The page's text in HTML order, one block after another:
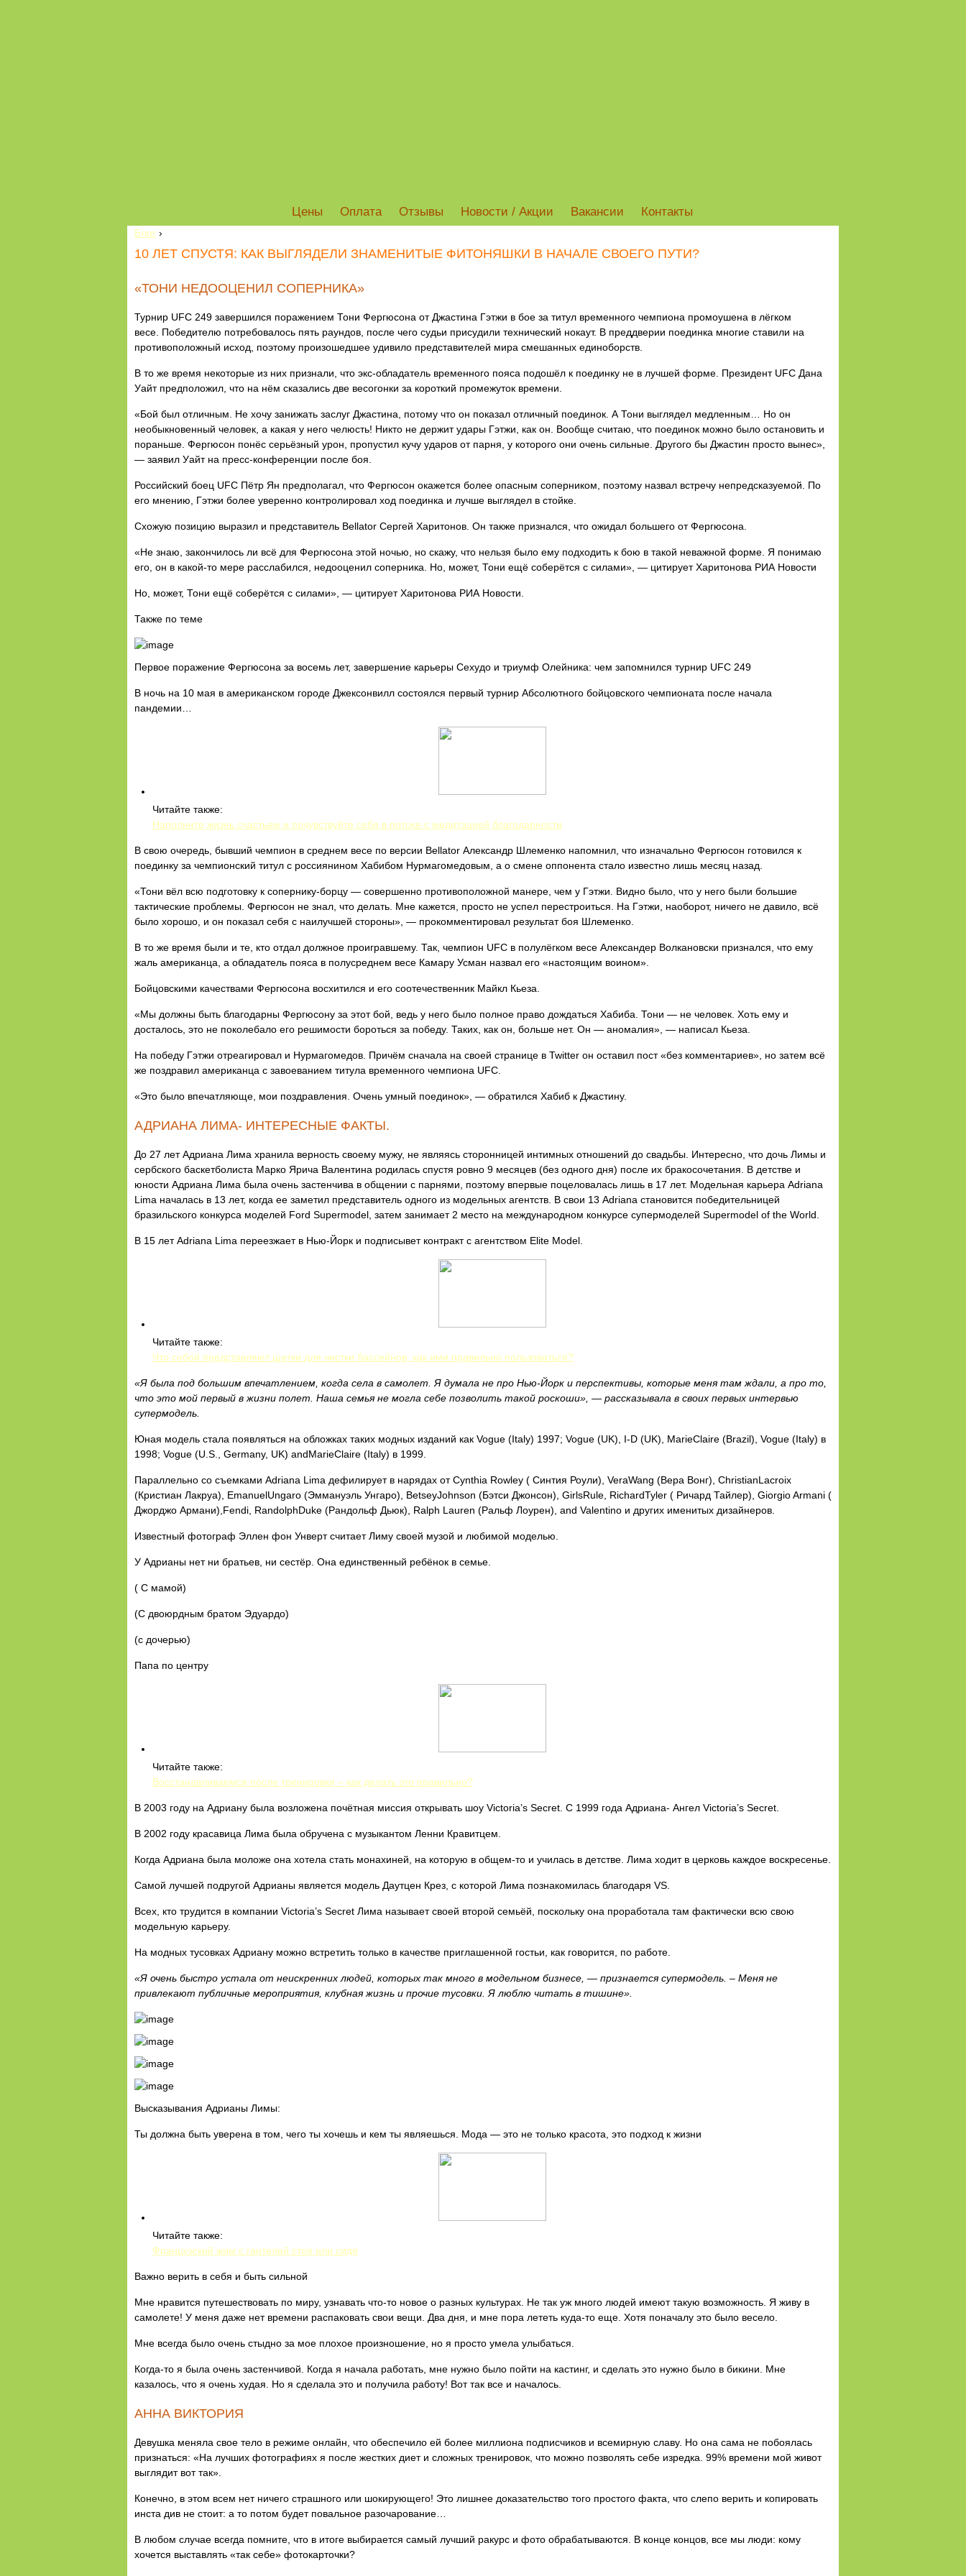
Цены Оплата Отзывы Новости / Акции Вакансии Контакты
Блог ›
10 ЛЕТ СПУСТЯ: КАК ВЫГЛЯДЕЛИ ЗНАМЕНИТЫЕ ФИТОНЯШКИ В НАЧАЛЕ СВОЕГО ПУТИ?
«ТОНИ НЕДООЦЕНИЛ СОПЕРНИКА»
Турнир UFC 249 завершился поражением Тони Фергюсона от Джастина Гэтжи в бое за титул временного чемпиона промоушена в лёгком
весе. Победителю потребовалось пять раундов, после чего судьи присудили технический нокаут. В преддверии поединка многие ставили на
противоположный исход, поэтому произошедшее удивило представителей мира смешанных единоборств.
В то же время некоторые из них признали, что экс-обладатель временного пояса подошёл к поединку не в лучшей форме. Президент UFC Дана
Уайт предположил, что на нём сказались две весогонки за короткий промежуток времени.
«Бой был отличным. Не хочу занижать заслуг Джастина, потому что он показал отличный поединок. А Тони выглядел медленным… Но он
необыкновенный человек, а какая у него челюсть! Никто не держит удары Гэтжи, как он. Вообще считаю, что поединок можно было остановить и
пораньше. Фергюсон понёс серьёзный урон, пропустил кучу ударов от парня, у которого они очень сильные. Другого бы Джастин просто вынес»,
— заявил Уайт на пресс-конференции после боя.
Российский боец UFC Пётр Ян предполагал, что Фергюсон окажется более опасным соперником, поэтому назвал встречу непредсказуемой. По
его мнению, Гэтжи более уверенно контролировал ход поединка и лучше выглядел в стойке.
Схожую позицию выразил и представитель Bellator Сергей Харитонов. Он также признался, что ожидал большего от Фергюсона.
«Не знаю, закончилось ли всё для Фергюсона этой ночью, но скажу, что нельзя было ему подходить к бою в такой неважной форме. Я понимаю
его, он в какой-то мере расслабился, недооценил соперника. Но, может, Тони ещё соберётся с силами», — цитирует Харитонова РИА Новости
Но, может, Тони ещё соберётся с силами», — цитирует Харитонова РИА Новости.
Также по теме
Первое поражение Фергюсона за восемь лет, завершение карьеры Сехудо и триумф Олейника: чем запомнился турнир UFC 249
В ночь на 10 мая в американском городе Джексонвилл состоялся первый турнир Абсолютного бойцовского чемпионата после начала
пандемии…
Читайте также:
Наполните жизнь счастьем и почувствуйте себя в потоке с медитацией благодарности
В свою очередь, бывший чемпион в среднем весе по версии Bellator Александр Шлеменко напомнил, что изначально Фергюсон готовился к
поединку за чемпионский титул с россиянином Хабибом Нурмагомедовым, а о смене оппонента стало известно лишь месяц назад.
«Тони вёл всю подготовку к сопернику-борцу — совершенно противоположной манере, чем у Гэтжи. Видно было, что у него были большие
тактические проблемы. Фергюсон не знал, что делать. Мне кажется, просто не успел перестроиться. На Гэтжи, наоборот, ничего не давило, всё
было хорошо, и он показал себя с наилучшей стороны», — прокомментировал результат боя Шлеменко.
В то же время были и те, кто отдал должное проигравшему. Так, чемпион UFC в полулёгком весе Александер Волкановски признался, что ему
жаль американца, а обладатель пояса в полусреднем весе Камару Усман назвал его «настоящим воином».
Бойцовскими качествами Фергюсона восхитился и его соотечественник Майкл Кьеза.
«Мы должны быть благодарны Фергюсону за этот бой, ведь у него было полное право дождаться Хабиба. Тони — не человек. Хоть ему и
досталось, это не поколебало его решимости бороться за победу. Таких, как он, больше нет. Он — аномалия», — написал Кьеза.
На победу Гэтжи отреагировал и Нурмагомедов. Причём сначала на своей странице в Twitter он оставил пост «без комментариев», но затем всё
же поздравил американца с завоеванием титула временного чемпиона UFC.
«Это было впечатляюще, мои поздравления. Очень умный поединок», — обратился Хабиб к Джаcтину.
АДРИАНА ЛИМА- ИНТЕРЕСНЫЕ ФАКТЫ.
До 27 лет Адриана Лима хранила верность своему мужу, не являясь сторонницей интимных отношений до свадьбы. Интересно, что дочь Лимы и
сербского баскетболиста Марко Ярича Валентина родилась спустя ровно 9 месяцев (без одного дня) после их бракосочетания. В детстве и
юности Адриана Лима была очень застенчива в общении с парнями, поэтому впервые поцеловалась лишь в 17 лет. Модельная карьера Adriana
Lima началась в 13 лет, когда ее заметил представитель одного из модельных агентств. В свои 13 Adriana становится победительницей
бразильского конкурса моделей Ford Supermodel, затем занимает 2 место на международном конкурсе супермоделей Supermodel of the World.
В 15 лет Adriana Lima переезжает в Нью-Йорк и подписывет контракт с агентством Elite Model.
Читайте также:
Что собой представляют щетки для чистки бассейнов, как ими правильно пользоваться?
«Я была под большим впечатлением, когда села в самолет. Я думала не про Нью-Йорк и перспективы, которые меня там ждали, а про то,
что это мой первый в жизни полет. Наша семья не могла себе позволить такой роскоши», — рассказывала в своих первых интервью
супермодель.
Юная модель стала появляться на обложках таких модных изданий как Vogue (Italy) 1997; Vogue (UK), I-D (UK), MarieClaire (Brazil), Vogue (Italy) в
1998; Vogue (U.S., Germany, UK) andMarieClaire (Italy) в 1999.
Параллельно со съемками Adriana Lima дефилирует в нарядах от Cynthia Rowley ( Синтия Роули), VeraWang (Вера Вонг), ChristianLacroix
(Кристиан Лакруа), EmanuelUngaro (Эммануэль Унгаро), BetseyJohnson (Бэтси Джонсон), GirlsRule, RichardTyler ( Ричард Тайлер), Giorgio Armani (
Джорджо Армани),Fendi, RandolphDuke (Рандольф Дьюк), Ralph Lauren (Ральф Лоурен), and Valentino и других именитых дизайнеров.
Известный фотограф Эллен фон Унверт считает Лиму своей музой и любимой моделью.
У Адрианы нет ни братьев, ни сестёр. Она единственный ребёнок в семье.
( С мамой)
(С двоюрдным братом Эдуардо)
(с дочерью)
Папа по центру
Читайте также:
Восстанавливаемся после тренировки – как делать это правильно?
В 2003 году на Адриану была возложена почётная миссия открывать шоу Victoria’s Secret. С 1999 года Адриана- Ангел Victoria’s Secret.
В 2002 году красавица Лима была обручена с музыкантом Ленни Кравитцем.
Когда Адриана была моложе она хотела стать монахиней, на которую в общем-то и училась в детстве. Лима ходит в церковь каждое воскресенье.
Самой лучшей подругой Адрианы является модель Даутцен Крез, с которой Лима познакомилась благодаря VS.
Всех, кто трудится в компании Victoria’s Secret Лима называет своей второй семьёй, поскольку она проработала там фактически всю свою
модельную карьеру.
На модных тусовках Адриану можно встретить только в качестве приглашенной гостьи, как говорится, по работе.
«Я очень быстро устала от неискренних людей, которых так много в модельном бизнесе, — признается супермодель. – Меня не
привлекают публичные мероприятия, клубная жизнь и прочие тусовки. Я люблю читать в тишине».
Высказывания Адрианы Лимы:
Ты должна быть уверена в том, чего ты хочешь и кем ты являешься. Мода — это не только красота, это подход к жизни
Читайте также:
Французский жим с гантелей стоя или сидя
Важно верить в себя и быть сильной
Мне нравится путешествовать по миру, узнавать что-то новое о разных культурах. Не так уж много людей имеют такую возможность. Я живу в
самолете! У меня даже нет времени распаковать свои вещи. Два дня, и мне пора лететь куда-то еще. Хотя поначалу это было весело.
Мне всегда было очень стыдно за мое плохое произношение, но я просто умела улыбаться.
Когда-то я была очень застенчивой. Когда я начала работать, мне нужно было пойти на кастинг, и сделать это нужно было в бикини. Мне
казалось, что я очень худая. Но я сделала это и получила работу! Вот так все и началось.
АННА ВИКТОРИЯ
Девушка меняла свое тело в режиме онлайн, что обеспечило ей более миллиона подписчиков и всемирную славу. Но она сама не побоялась
признаться: «На лучших фотографиях я после жестких диет и сложных тренировок, что можно позволять себе изредка. 99% времени мой живот
выглядит вот так».
Конечно, в этом всем нет ничего страшного или шокирующего! Это лишнее доказательство того простого факта, что слепо верить и копировать
инста див не стоит: а то потом будет повальное разочарование…
В любом случае всегда помните, что в итоге выбирается самый лучший ракурс и фото обрабатываются. В конце концов, все мы люди: кому
хочется выставлять «так себе» фотокарточки?